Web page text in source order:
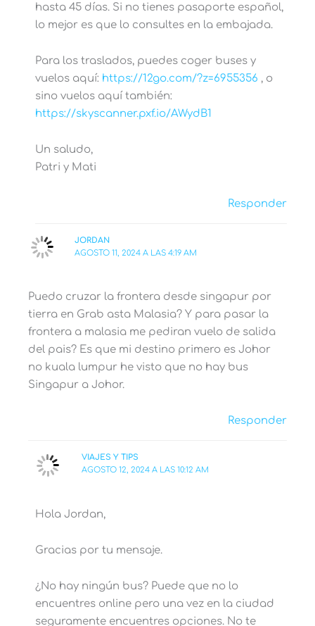
hasta 45 días. Si no tienes pasaporte español,
lo mejor es que lo consultes en la embajada.
Para los traslados, puedes coger buses y
vuelos aquí: https://12go.com/?z=6955356 , o
sino vuelos aquí también:
https://skyscanner.pxf.io/AWydB1
Un saludo,
Patri y Mati
Responder
JORDAN
AGOSTO 11, 2024 A LAS 4:19 AM
Puedo cruzar la frontera desde singapur por
tierra en Grab asta Malasia? Y para pasar la
frontera a malasia me pediran vuelo de salida
del pais? Es que mi destino primero es Johor
no kuala lumpur he visto que no hay bus
Singapur a Johor.
Responder
VIAJES Y TIPS
AGOSTO 12, 2024 A LAS 10:12 AM
Hola Jordan,
Gracias por tu mensaje.
¿No hay ningún bus? Puede que no lo
encuentres online pero una vez en la ciudad
seguramente encuentres opciones. No te